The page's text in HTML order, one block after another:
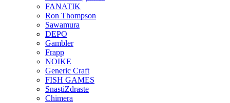
FANATIK
Ron Thompson
Sawamura
DEPO
Gambler
Frapp
NOIKE
Generic Craft
FISH GAMES
SnastiZdraste
Chimera